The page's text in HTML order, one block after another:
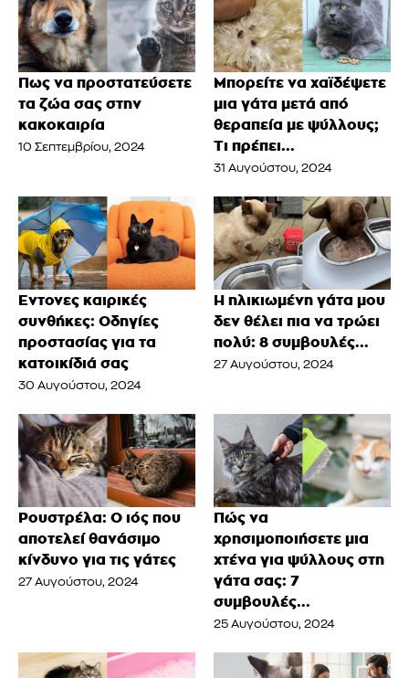
Πως να προστατεύσετε
τα ζώα σας στην
κακοκαιρία
10 Σεπτεμβρίου, 2024
Μπορείτε να χαϊδέψετε
μια γάτα μετά από
θεραπεία με ψύλλους;
Τι πρέπει...
31 Αυγούστου, 2024
Έντονες καιρικές
συνθήκες: Οδηγίες
προστασίας για τα
κατοικίδιά σας
30 Αυγούστου, 2024
Η ηλικιωμένη γάτα μου
δεν θέλει πια να τρώει
πολύ: 8 συμβουλές...
27 Αυγούστου, 2024
Ρουστρέλα: Ο ιός που
αποτελεί θανάσιμο
κίνδυνο για τις γάτες
27 Αυγούστου, 2024
Πώς να
χρησιμοποιήσετε μια
χτένα για ψύλλους στη
γάτα σας: 7
συμβουλές...
25 Αυγούστου, 2024